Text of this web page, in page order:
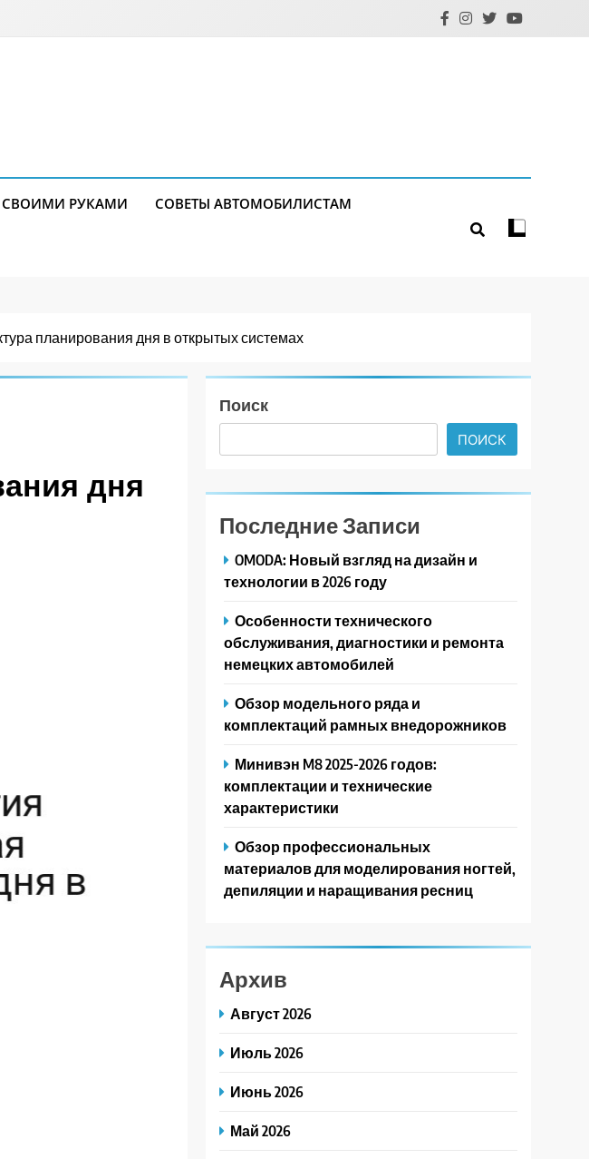
СВОИМИ РУКАМИ СОВЕТЫ АВТОМОБИЛИСТАМ
планирования дня в открытых системах
дня
Поиск
ПОИСК
Последние Записи
OMODA: Новый взгляд на дизайн и
технологии в 2026 году
Особенности технического
обслуживания, диагностики и ремонта
немецких автомобилей
Обзор модельного ряда и
комплектаций рамных внедорожников
Минивэн M8 2025-2026 годов:
комплектации и технические
характеристики
Обзор профессиональных
материалов для моделирования ногтей,
депиляции и наращивания ресниц
Архив
Август 2026
Июль 2026
Июнь 2026
Май 2026